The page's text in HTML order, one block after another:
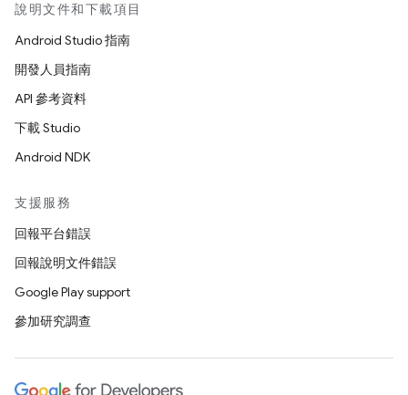
說明文件和下載項目
Android Studio 指南
開發人員指南
API 參考資料
下載 Studio
Android NDK
支援服務
回報平台錯誤
回報說明文件錯誤
Google Play support
參加研究調查